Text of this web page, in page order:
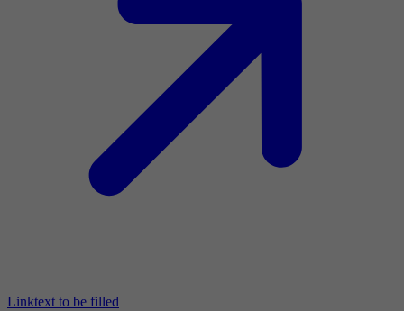
Linktext to be filled